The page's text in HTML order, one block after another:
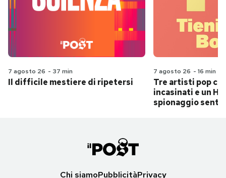
7 agosto 26 - 37 min
Il difficile mestiere di ripetersi
7 agosto 26 - 16 min
Tre artisti pop
incasinati e un
spionaggio
Chi siamoPubblicitàPrivacy